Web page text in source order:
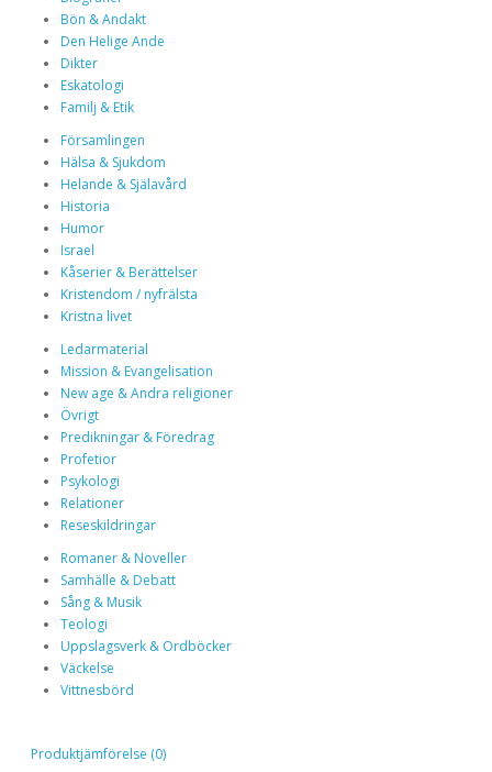
Bön & Andakt
Den Helige Ande
Dikter
Eskatologi
Familj & Etik
Församlingen
Hälsa & Sjukdom
Helande & Själavård
Historia
Humor
Israel
Kåserier & Berättelser
Kristendom / nyfrälsta
Kristna livet
Ledarmaterial
Mission & Evangelisation
New age & Andra religioner
Övrigt
Predikningar & Föredrag
Profetior
Psykologi
Relationer
Reseskildringar
Romaner & Noveller
Samhälle & Debatt
Sång & Musik
Teologi
Uppslagsverk & Ordböcker
Väckelse
Vittnesbörd
Produktjämförelse (0)